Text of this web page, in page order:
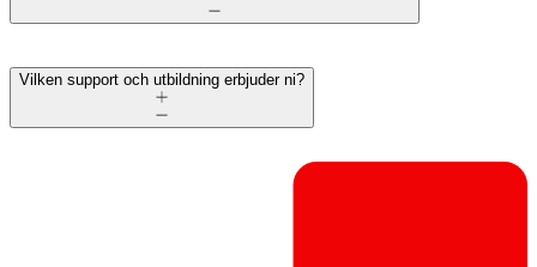
Vilken support och utbildning erbjuder ni?